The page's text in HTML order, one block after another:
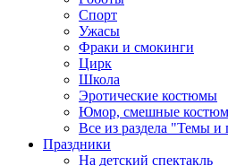
Спорт
Ужасы
Фраки и смокинги
Цирк
Школа
Эротические костюмы
Юмор, смешные
Все из раздела "Темы и
Праздники
На детский спектакль